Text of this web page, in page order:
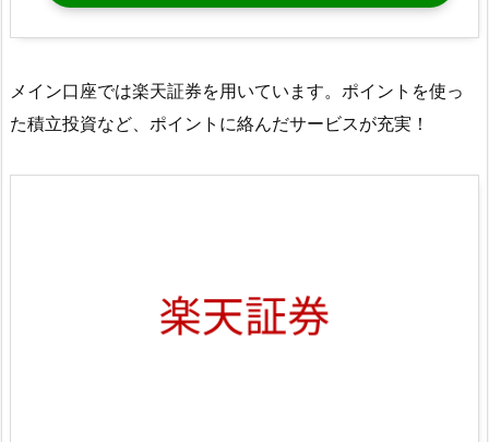
メイン口座では楽天証券を用いています。ポイントを使っ
た積立投資など、ポイントに絡んだサービスが充実！